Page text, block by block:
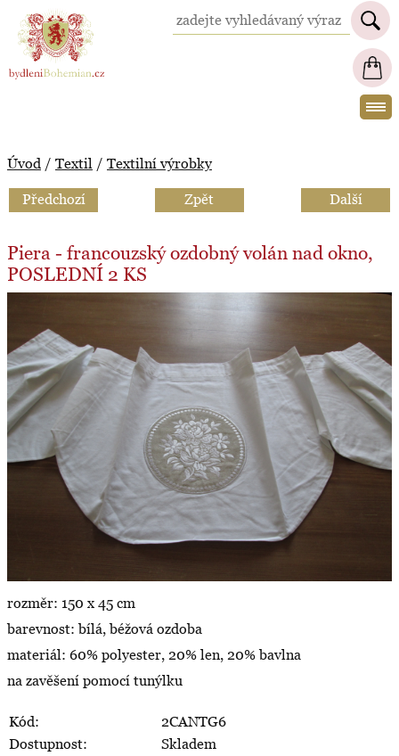
BydleniBohemian.cz
Úvod / Textil / Textilní výrobky
Předchozí Zpět Další
Piera - francouzský ozdobný volán nad okno,
POSLEDNÍ 2 KS
rozměr: 150 x 45 cm
barevnost: bílá, béžová ozdoba
materiál: 60% polyester, 20% len, 20% bavlna
na zavěšení pomocí tunýlku
Kód:
2CANTG6
Dostupnost:
Skladem